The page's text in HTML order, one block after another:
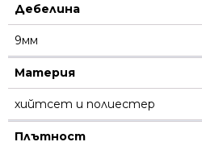
Дебелина
9мм
Материя
хийтсет и полиестeр
Плътност